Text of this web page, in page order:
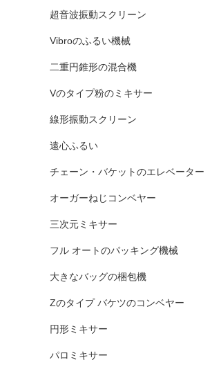
超音波振動スクリーン
Vibroのふるい機械
二重円錐形の混合機
Vのタイプ粉のミキサー
線形振動スクリーン
遠心ふるい
チェーン・バケットのエレベーター
オーガーねじコンベヤー
三次元ミキサー
フル オートのパッキング機械
大きなバッグの梱包機
Zのタイプ バケツのコンベヤー
円形ミキサー
パロミキサー